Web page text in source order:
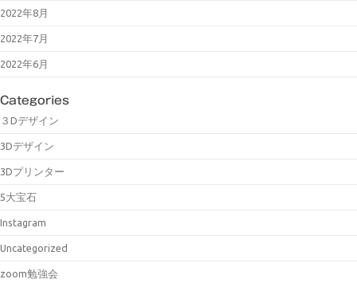
2022年8月
2022年7月
2022年6月
Categories
３Dデザイン
3Dデザイン
3Dプリンター
5大宝石
Instagram
Uncategorized
zoom勉強会